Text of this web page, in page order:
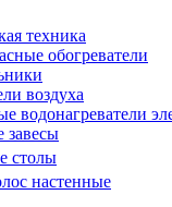
техника
обогреватели
воздуха
водонагреватели
завесы
столы
настенные